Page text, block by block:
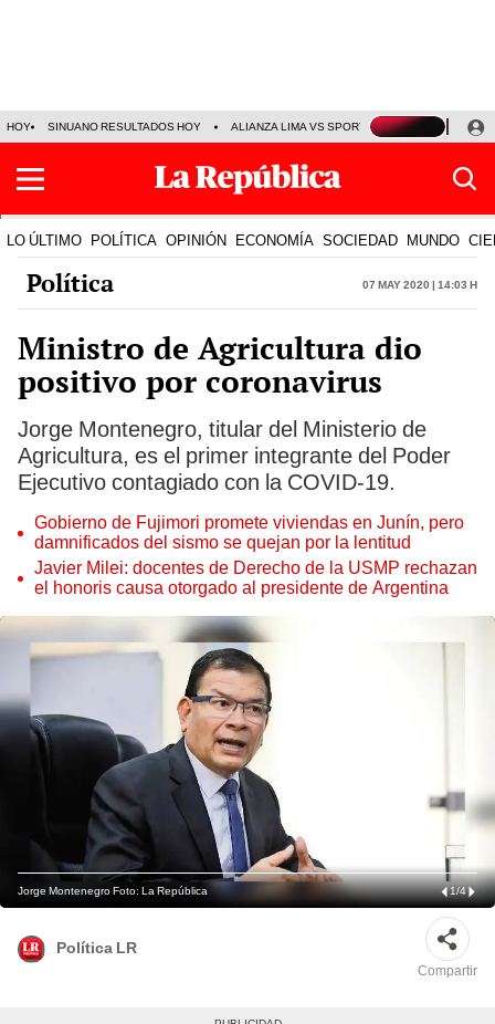
HOY SINUANO RESULTADOS HOY ALIANZA LIMA VS SPORT BOYS JORGE
LO ÚLTIMO POLÍTICA OPINIÓN ECONOMÍA SOCIEDAD MUNDO
Política 07 May 2020 | 14:03 h
Ministro de Agricultura dio
positivo por coronavirus
Jorge Montenegro, titular del Ministerio de
Agricultura, es el primer integrante del Poder
Ejecutivo contagiado con la COVID-19.
Gobierno de Fujimori promete viviendas en Junín, pero
damnificados del sismo se quejan por la lentitud
Javier Milei: docentes de Derecho de la USMP rechazan
el honoris causa otorgado al presidente de Argentina
Jorge Montenegro Foto: La República 1/4
Política LR
Compartir